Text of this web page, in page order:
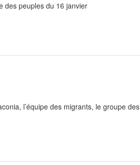
des peuples du 16 janvier
l’équipe des migrants, le groupe des